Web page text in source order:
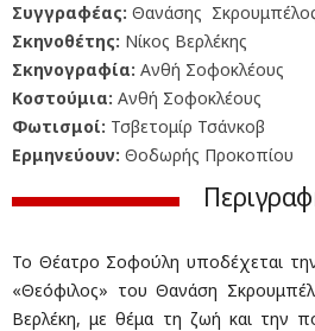
Συγγραφέας: Θανάσης
Σκηνοθέτης: Νίκος Βερλέκης
Σκηνογραφία: Ανθή Σοφοκλέους
Κοστούμια: Ανθή Σοφοκλέους
Φωτισμοί: Τσβετομίρ Τσάνκοβ
Ερμηνεύουν: Θοδωρής Προκοπίου
Το Θέατρο Σοφούλη υποδέχεται
«Θεόφιλος» του Θανάση
Βερλέκη, με θέμα τη ζωή και την